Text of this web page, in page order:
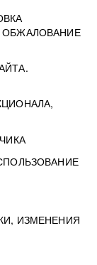
ОБЖАЛОВАНИЕ
ИЗМЕНЕНИЯ